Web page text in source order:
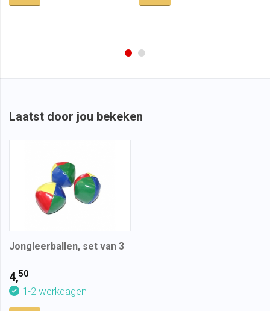
Laatst door jou bekeken
Jongleerballen, set van 3
4,50
1-2 werkdagen